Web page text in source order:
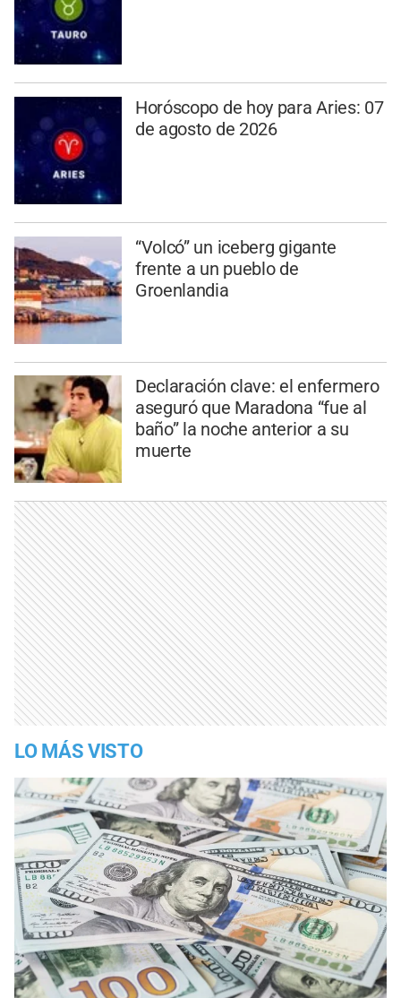
Horóscopo de hoy para Aries: 07
de agosto de 2026
“Volcó” un iceberg gigante
frente a un pueblo de
Groenlandia
Declaración clave: el enfermero
aseguró que Maradona “fue al
baño” la noche anterior a su
muerte
LO MÁS VISTO